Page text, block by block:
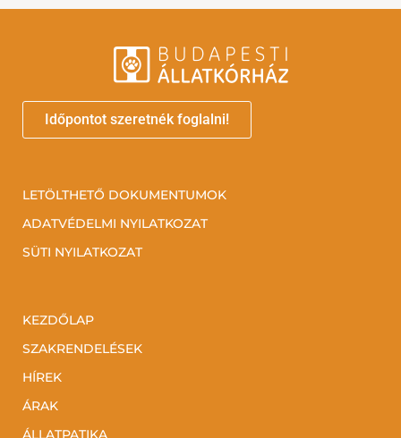
Időpontot szeretnék foglalni!
LETÖLTHETŐ DOKUMENTUMOK
ADATVÉDELMI NYILATKOZAT
SÜTI NYILATKOZAT
KEZDŐLAP
SZAKRENDELÉSEK
HÍREK
ÁRAK